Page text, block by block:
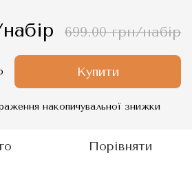
699.00 грн/набір
Купити
накопичувальної знижки
Порівняти